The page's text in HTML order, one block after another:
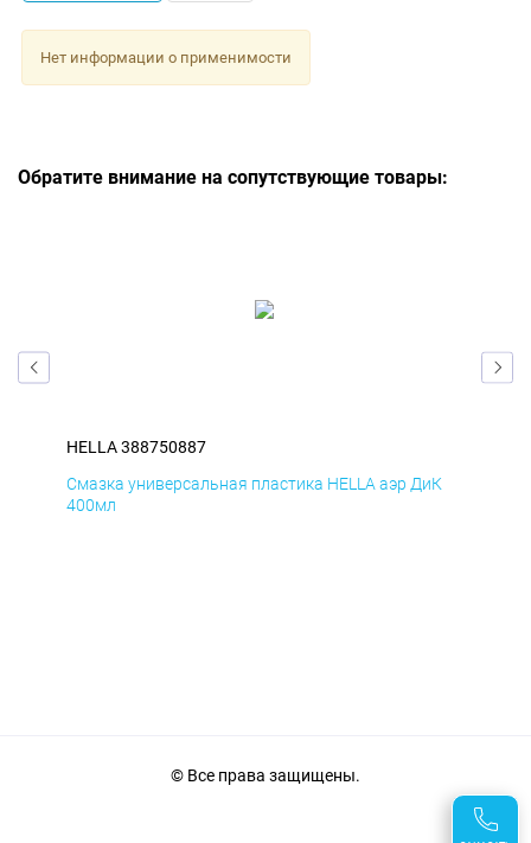
Нет информации о применимости
Обратите внимание на сопутствующие товары:
HELLA 388750887
Смазка универсальная пластика HELLA аэр ДиК
400мл
© Все права защищены.